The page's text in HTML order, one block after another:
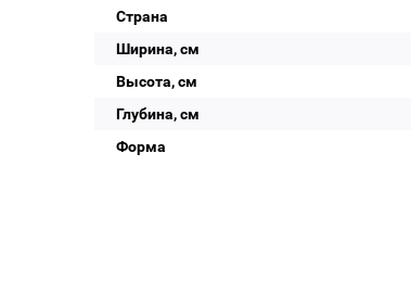
Страна
Ширина, см
Высота, см
Глубина, см
Форма